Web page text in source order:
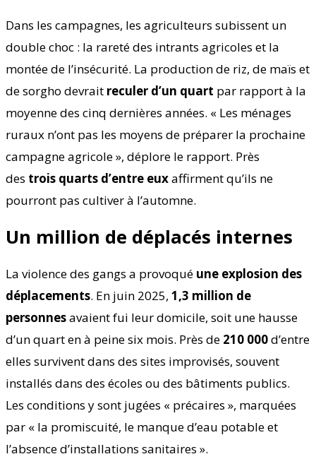
Dans les campagnes, les agriculteurs subissent un
double choc : la rareté des intrants agricoles et la
montée de l’insécurité. La production de riz, de maïs et
de sorgho devrait reculer d’un quart par rapport à la
moyenne des cinq dernières années. « Les ménages
ruraux n’ont pas les moyens de préparer la prochaine
campagne agricole », déplore le rapport. Près
des trois quarts d’entre euxaffirment qu’ils ne
pourront pas cultiver à l’automne.
Un million de déplacés internes
La violence des gangs a provoqué une explosion des
déplacements. En juin 2025, 1,3 million de
personnesavaient fui leur domicile, soit une hausse
d’un quart en à peine six mois. Près de 210 000d’entre
elles survivent dans des sites improvisés, souvent
installés dans des écoles ou des bâtiments publics.
Les conditions y sont jugées « précaires », marquées
par « la promiscuité, le manque d’eau potable et
l’absence d’installations sanitaires ».